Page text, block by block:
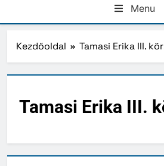
Menu
Kezdőoldal Tamasi Erika III.
Tamasi Erika III.